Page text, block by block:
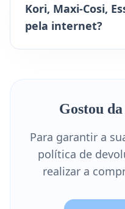
Kori, Maxi-Cosi,
pela internet?
Gostou
Para garantir a
política de
realizar a